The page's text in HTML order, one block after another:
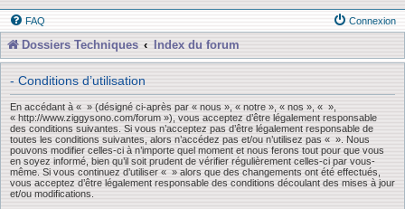
FAQ Connexion
Dossiers Techniques Index du forum
- Conditions d’utilisation
En accédant à « » (désigné ci-après par « nous », « notre », « nos », « »,
« http://www.ziggysono.com/forum »), vous acceptez d’être légalement responsable
des conditions suivantes. Si vous n’acceptez pas d’être légalement responsable de
toutes les conditions suivantes, alors n’accédez pas et/ou n’utilisez pas « ». Nous
pouvons modifier celles-ci à n’importe quel moment et nous ferons tout pour que vous
en soyez informé, bien qu’il soit prudent de vérifier régulièrement celles-ci par vous-
même. Si vous continuez d’utiliser « » alors que des changements ont été effectués,
vous acceptez d’être légalement responsable des conditions découlant des mises à jour
et/ou modifications.